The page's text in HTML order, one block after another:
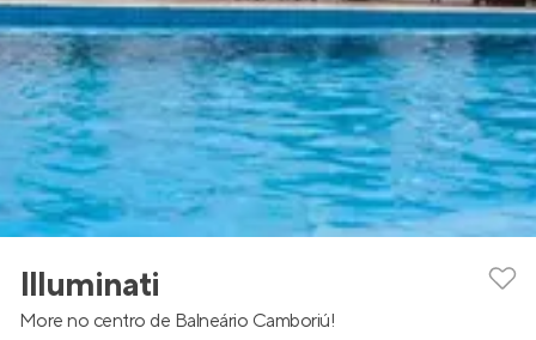
Illuminati
More no centro de Balneário Camboriú!